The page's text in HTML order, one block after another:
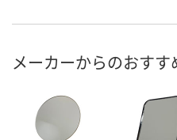
メーカーからのおすす